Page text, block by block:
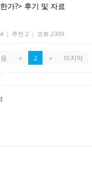
한가?> 후기 및 자료
| 추천 2 | 조회 2309
« 2 » 마지막